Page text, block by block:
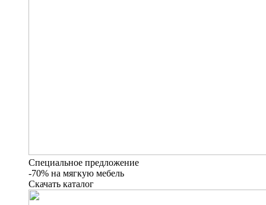
Специальное предложение
-70% на мягкую мебель
Скачать каталог